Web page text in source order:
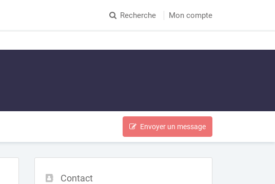
Recherche Mon compte
Envoyer un message
Contact